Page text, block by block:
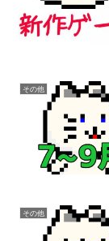
その他
その他